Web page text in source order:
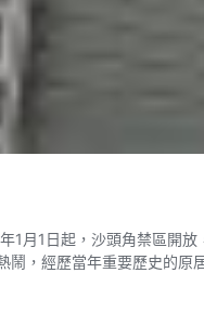
月1日起，沙頭角禁區開
，經歷當年重要歷史的原